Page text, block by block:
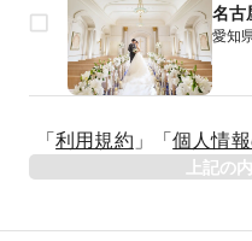
名古
愛知
「利用規約 」 「個人情
上記の